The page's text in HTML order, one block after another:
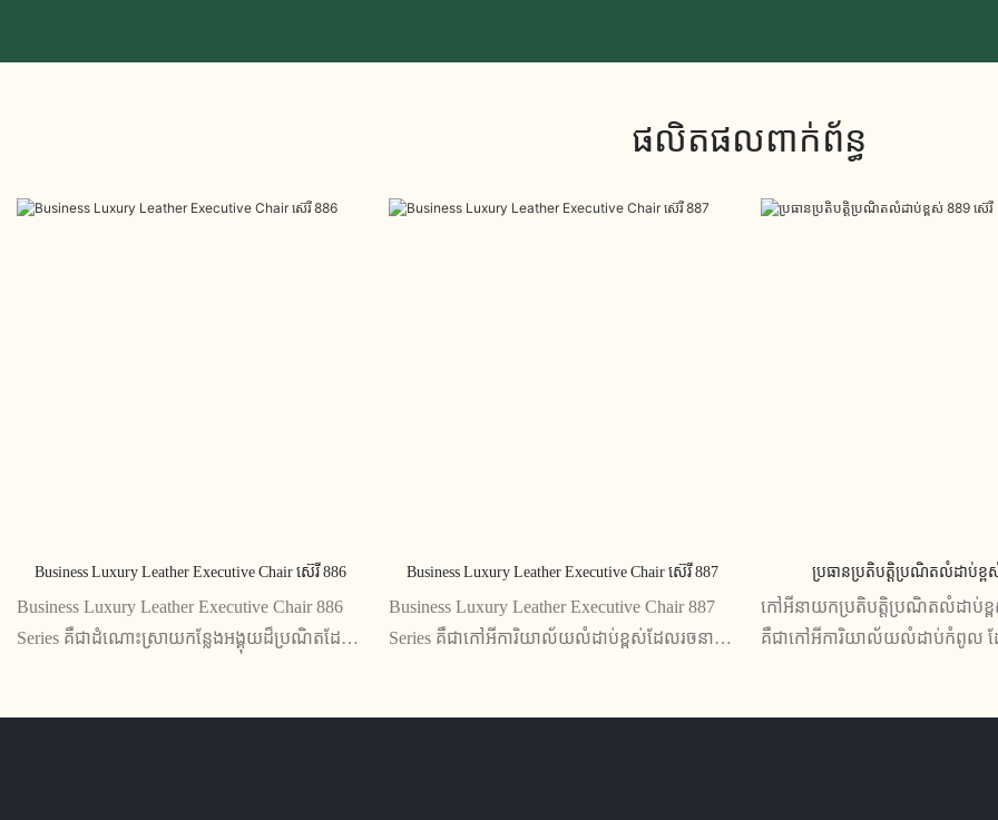
ផលិតផលពាក់ព័ន្ធ
Business Luxury Leather Executive Chair ស៊េរី 886
Business Luxury Leather Executive Chair 886
Series គឺជាដំណោះស្រាយកន្លែងអង្គុយដ៏ប្រណិតដែល
Business Luxury Leather Executive Chair ស៊េរី 887
Business Luxury Leather Executive Chair 887
Series គឺជាកៅអីការិយាល័យលំដាប់ខ្ពស់ដែលរចនា
ប្រធានប្រតិបត្តិប្រណិតលំដាប់ខ្ព
កៅអីនាយកប្រតិបត្តិប្រណិតលំដាប់ខ្ព
គឺជាកៅអីការិយាល័យលំដាប់កំពូល ដែ